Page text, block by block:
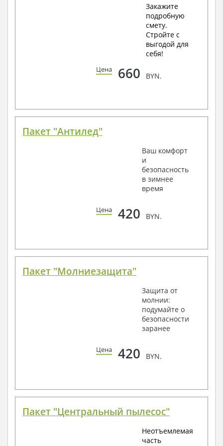
Закажите
подробную
смету.
Стройте с
выгодой для
себя!
Цена 660 BYN.
Пакет "Антилед"
Ваш комфорт
и
безопасность
в зимнее
время
Цена 420 BYN.
Пакет "Молниезащита"
Защита от
молнии:
подумайте о
безопасности
заранее
Цена 420 BYN.
Пакет "Центральный пылесос"
Неотъемлемая
часть